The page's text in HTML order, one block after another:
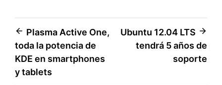
Navegación
de
entradas
Plasma Active One,
toda la potencia de
KDE en smartphones
y tablets
Ubuntu 12.04 LTS
tendrá 5 años de
soporte